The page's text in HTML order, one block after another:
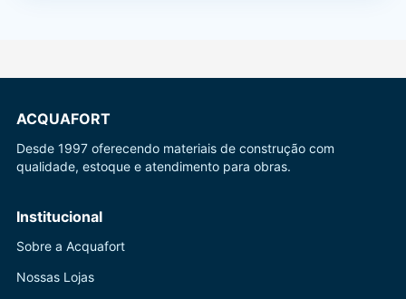
ACQUAFORT
Desde 1997 oferecendo materiais de construção com
qualidade, estoque e atendimento para obras.
Institucional
Sobre a Acquafort
Nossas Lojas